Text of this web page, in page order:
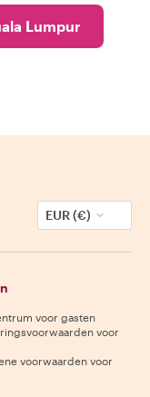
Lumpur
EUR (€)
voor gasten
voor
voorwaarden voor